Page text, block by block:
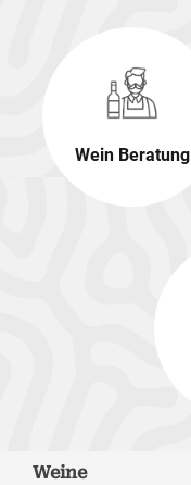
Wein Beratung
Weine